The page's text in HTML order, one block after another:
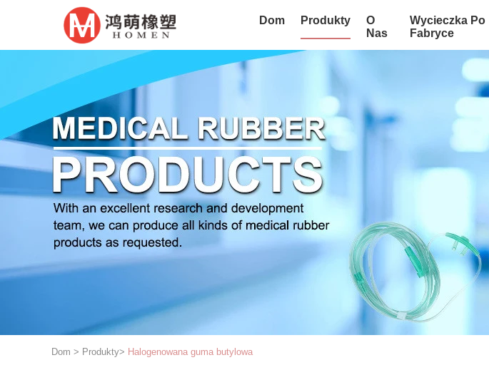
Dom Produkty
O
Nas
Wycieczka Po
Fabryce
Dom > Produkty> Halogenowana guma butylowa